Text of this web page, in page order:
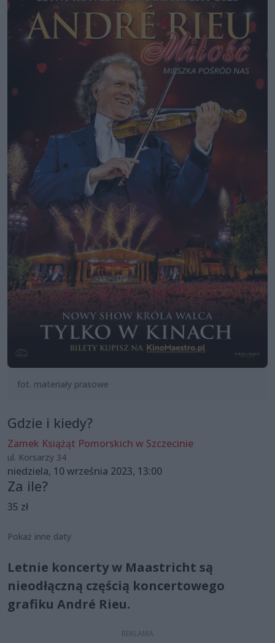
fot. materiały prasowe
Gdzie i kiedy?
Zamek Książąt Pomorskich w Szczecinie
ul. Korsarzy 34
niedziela, 10 września 2023, 13:00
Za ile?
35 zł
Pokaż inne daty
Letnie koncerty w Maastricht są
nieodłączną częścią koncertowego
grafiku André Rieu.